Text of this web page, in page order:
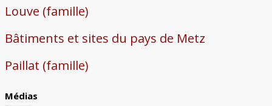
Louve (famille)
Bâtiments et sites du pays de Metz
Paillat (famille)
Médias